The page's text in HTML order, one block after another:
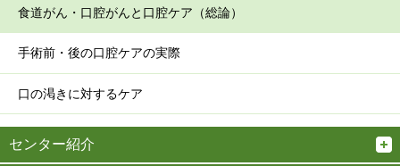
食道がん・口腔がんと口腔ケア（総論）
手術前・後の口腔ケアの実際
口の渇きに対するケア
センター紹介